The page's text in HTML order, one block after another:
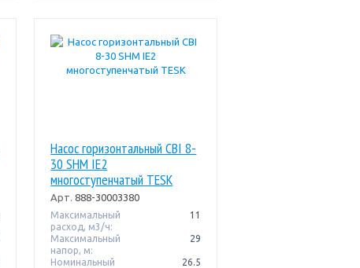
Насос горизонтальный CBI 8-
30 SHM IE2
многоступенчатый TESK
Арт. 888-30003380
Максимальный
расход, м3/ч:
11
Максимальный
напор, м:
29
Номинальный
26.5